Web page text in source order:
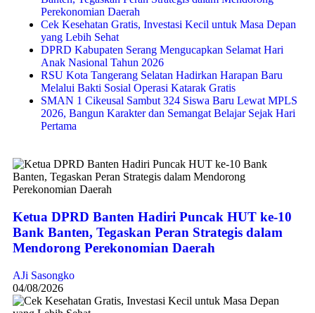
Perekonomian Daerah
Cek Kesehatan Gratis, Investasi Kecil untuk Masa Depan
yang Lebih Sehat
DPRD Kabupaten Serang Mengucapkan Selamat Hari
Anak Nasional Tahun 2026
RSU Kota Tangerang Selatan Hadirkan Harapan Baru
Melalui Bakti Sosial Operasi Katarak Gratis
SMAN 1 Cikeusal Sambut 324 Siswa Baru Lewat MPLS
2026, Bangun Karakter dan Semangat Belajar Sejak Hari
Pertama
Ketua DPRD Banten Hadiri Puncak HUT ke-10
Bank Banten, Tegaskan Peran Strategis dalam
Mendorong Perekonomian Daerah
AJi Sasongko
04/08/2026